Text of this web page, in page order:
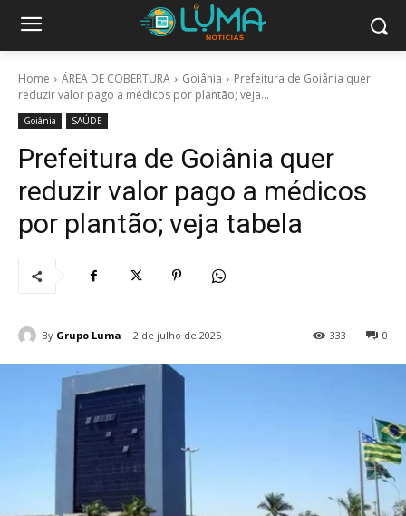
Home ÁREA DE COBERTURA Goiânia
Prefeitura de Goiânia quer
reduzir valor pago a médicos por plantão; veja...
Goiânia SAÚDE
Prefeitura de Goiânia quer
reduzir valor pago a médicos
por plantão; veja tabela
By Grupo Luma 2 de julho de 2025 0
333